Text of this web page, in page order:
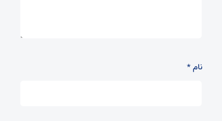
نام*